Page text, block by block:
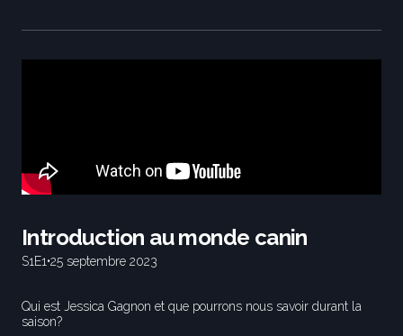
Introduction au monde canin
S1 E1•25 septembre 2023
Qui est Jessica Gagnon et que pourrons nous savoir durant la
saison?